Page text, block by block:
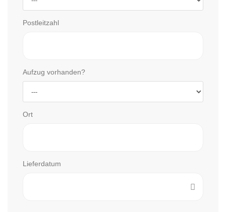
Postleitzahl
Aufzug vorhanden?
Ort
Lieferdatum